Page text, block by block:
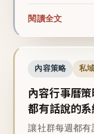
閱讀全文
內容策略 私
內容行事曆
都有話說的
讓社群每週都有